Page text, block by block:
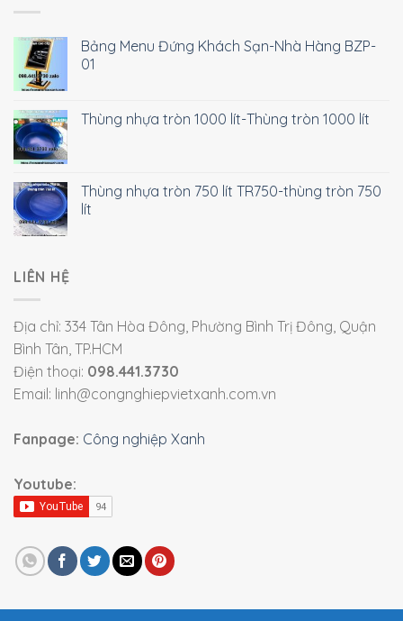
Bảng Menu Đứng Khách Sạn-Nhà Hàng BZP-
01
Thùng nhựa tròn 1000 lít-Thùng tròn 1000 lít
Thùng nhựa tròn 750 lít TR750-thùng tròn 750
lít
LIÊN HỆ
Địa chỉ: 334 Tân Hòa Đông, Phường Bình Trị Đông, Quận
Bình Tân, TP.HCM
Điện thoại: 098.441.3730
Email: linh@congnghiepvietxanh.com.vn
Fanpage: Công nghiệp Xanh
Youtube: